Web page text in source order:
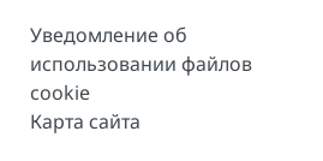
Уведомление об
использовании файлов
cookie
Карта сайта